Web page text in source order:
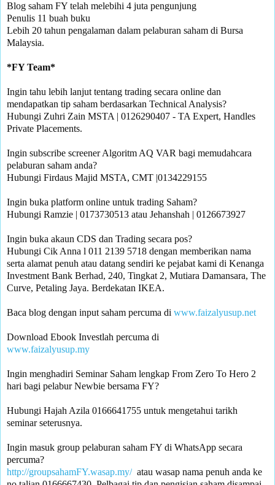
Blog saham FY telah melebihi 4 juta pengunjung
Penulis 11 buah buku
Lebih 20 tahun pengalaman dalam pelaburan saham di Bursa
Malaysia.
Ingin tahu lebih lanjut tentang trading secara online dan
mendapatkan tip saham berdasarkan Technical Analysis?
Hubungi Zuhri Zain MSTA | 0126290407 - TA Expert, Handles
Private Placements.
Ingin subscribe screener Algoritm AQ VAR bagi memudahcara
pelaburan saham anda?
Hubungi Firdaus Majid MSTA, CMT |0134229155
Ingin buka platform online untuk trading Saham?
Hubungi Ramzie | 0173730513 atau Jehanshah | 0126673927
Ingin buka akaun CDS dan Trading secara pos?
Hubungi Cik Anna l 011 2139 5718 dengan memberikan nama
serta alamat penuh atau datang sendiri ke pejabat kami di Kenanga
Investment Bank Berhad, 240, Tingkat 2, Mutiara Damansara, The
Curve, Petaling Jaya. Berdekatan IKEA.
Baca blog dengan input saham percuma di www.faizalyusup.net
www.faizalyusup.my
Ingin menghadiri Seminar Saham lengkap From Zero To Hero 2
Hubungi Hajah Azila 0166641755 untuk mengetahui tarikh
seminar seterusnya.
Ingin masuk group pelaburan saham FY di WhatsApp secara
percuma?
http://groupsahamFY.wasap.my/
  atau wasap nama penuh anda ke